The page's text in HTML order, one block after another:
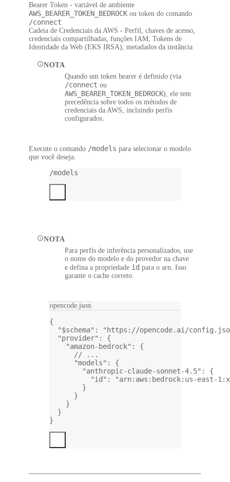
Bearer Token - variável de ambiente
AWS_BEARER_TOKEN_BEDROCK ou token do comando
/connect
Cadeia de Credenciais da AWS - Perfil, chaves de acesso,
credenciais compartilhadas, funções IAM, Tokens de
Identidade da Web (EKS IRSA), metadados da instância
NOTA
Quando um token bearer é definido (via
/connect ou
AWS_BEARER_TOKEN_BEDROCK), ele tem
precedência sobre todos os métodos de
credenciais da AWS, incluindo perfis
configurados.
Execute o comando /models para selecionar o modelo
que você deseja.
/models
NOTA
Para perfis de inferência personalizados, use
o nome do modelo e do provedor na chave
e defina a propriedade id para o arn. Isso
garante o cache correto.
opencode.json
{
"$schema" :
"https://opencode.ai/
"provider" : {
"amazon-bedrock" : {
// ...
"models" : {
"anthropic-claude-sonnet-4.5" : {
"id" :
"arn:aws:bedrock:us-east-
}
}
}
}
}